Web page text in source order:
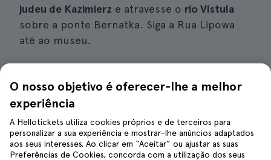
judeu de Kazimierz e atravesse o rio Vístula
sobre a ponte Bernatka. Siga a Rua Lipowa
até ao museu.
Dirija-se àparagem Teatr Bagatela , muito
perto deKraków Główny ou
ferroviária principal,localizada no centro da
cidade. Aí, pode apanhar oelétrico da linha 10
ou 24.Deve sair naparagem Plaszowe, a
O nosso objetivo é oferecer-lhe a melhor
experiência
A Hellotickets utiliza cookies próprios e de terceiros para
personalizar a sua experiência e mostrar-lhe anúncios adaptados
aos seus interesses. Ao clicar em “Aceitar” ou ajustar as suas
Preferências de Cookies, concorda com a utilização dos seus